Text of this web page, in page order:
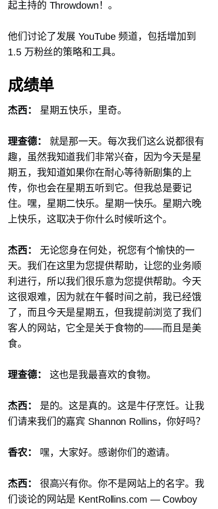
起主持的 Throwdown！。
他们讨论了发展 YouTube 频道，包括增加到
1.5 万粉丝的策略和工具。
成绩单
杰西： 星期五快乐，里奇。
理查德：
就是那一天。每次我们这么说都很有
趣，虽然我知道我们非常兴奋，因为今天是星
期五，我知道如果你在耐心等待新剧集的上
传，你也会在星期五听到它。但我总是要记
住。嘿，星期二快乐。星期一快乐。星期六晚
上快乐，这取决于你什么时候听这个。
杰西：
无论您身在何处，祝您有个愉快的一
天。我们在这里为您提供帮助，让您的业务顺
利进行，所以我们很乐意为您提供帮助。今天
这很艰难，因为就在午餐时间之前，我已经饿
了，而且今天是星期五，但我提前浏览了我们
客人的网站，它全是关于食物的——而且是美
食。
理查德： 这也是我最喜欢的食物。
杰西：
是的。这是真的。这是牛仔烹饪。让我
们请来我们的嘉宾 Shannon Rollins，你好吗？
香农： 嘿，大家好。感谢你们的邀请。
杰西：
很高兴有你。你不是网站上的名字。我
们谈论的网站是 KentRollins.com — Cowboy